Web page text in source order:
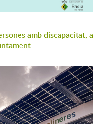
amb discapacitat, a